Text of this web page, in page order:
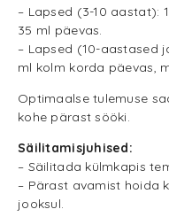
– Lapsed (3-10 aastat):
35 ml päevas.
– Lapsed (10-aastased
ml kolm korda päevas,
Optimaalse tulemuse
kohe pärast sööki.
Säilitamisjuhised:
– Säilitada külmkapis
– Pärast avamist hoida
jooksul.